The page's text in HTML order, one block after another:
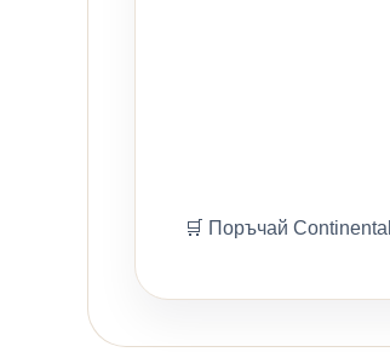
🛒 Поръчай